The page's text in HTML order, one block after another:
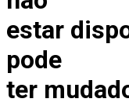
estar
pode
ter